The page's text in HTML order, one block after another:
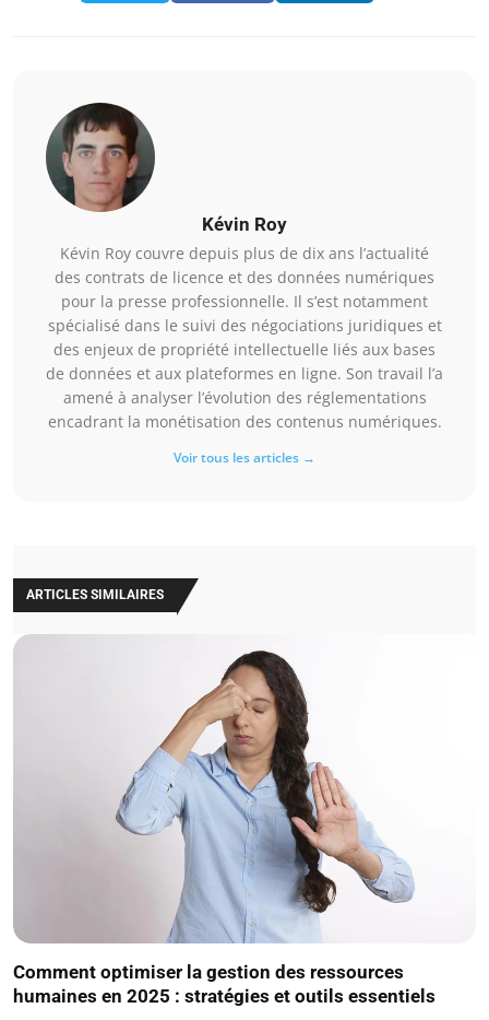
Kévin Roy
Kévin Roy couvre depuis plus de dix ans l’actualité
des contrats de licence et des données numériques
pour la presse professionnelle. Il s’est notamment
spécialisé dans le suivi des négociations juridiques et
des enjeux de propriété intellectuelle liés aux bases
de données et aux plateformes en ligne. Son travail l’a
amené à analyser l’évolution des réglementations
encadrant la monétisation des contenus numériques.
Voir tous les articles →
ARTICLES SIMILAIRES
Comment optimiser la gestion des ressources
humaines en 2025 : stratégies et outils essentiels